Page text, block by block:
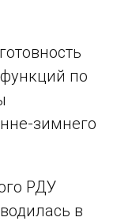
по
зимнего
РДУ
в